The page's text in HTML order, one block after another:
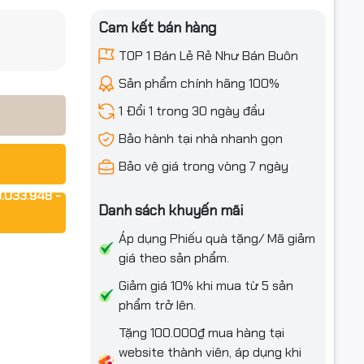
-
Cam kết bán hàng
TOP 1 Bán Lẻ Rẻ Như Bán Buôn
Sản phẩm chính hãng 100%
1 Đổi 1 trong 30 ngày đầu
Bảo hành tại nhà nhanh gọn
Bảo vệ giá trong vòng 7 ngày
Danh sách khuyến mãi
Áp dụng Phiếu quà tặng/ Mã giảm
giá theo sản phẩm.
Giảm giá 10% khi mua từ 5 sản
phẩm trở lên.
Tặng 100.000₫ mua hàng tại
website thành viên, áp dụng khi
đối
bạn,
là
rõ nét
giám
xác
ưu đãi